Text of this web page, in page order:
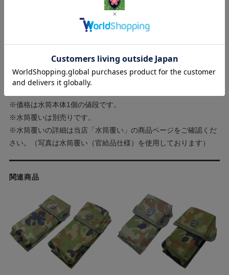
◆官給品のQマークを取り除いたものになります。（水筒本体）
◆水筒覆いを使用すれば弾帯に装着することができます。
※陸自迷彩水筒覆い「あり」選択にてご購入しますとお得になり
※価格は水筒本体1個の値段です。
※水筒覆いは別売りです。
※水筒覆いの詳細は当店「水筒覆い」の商品ページをご確認くだ
さい。（写真は水筒覆い（官給品仕様）を使用しております）
関連商品